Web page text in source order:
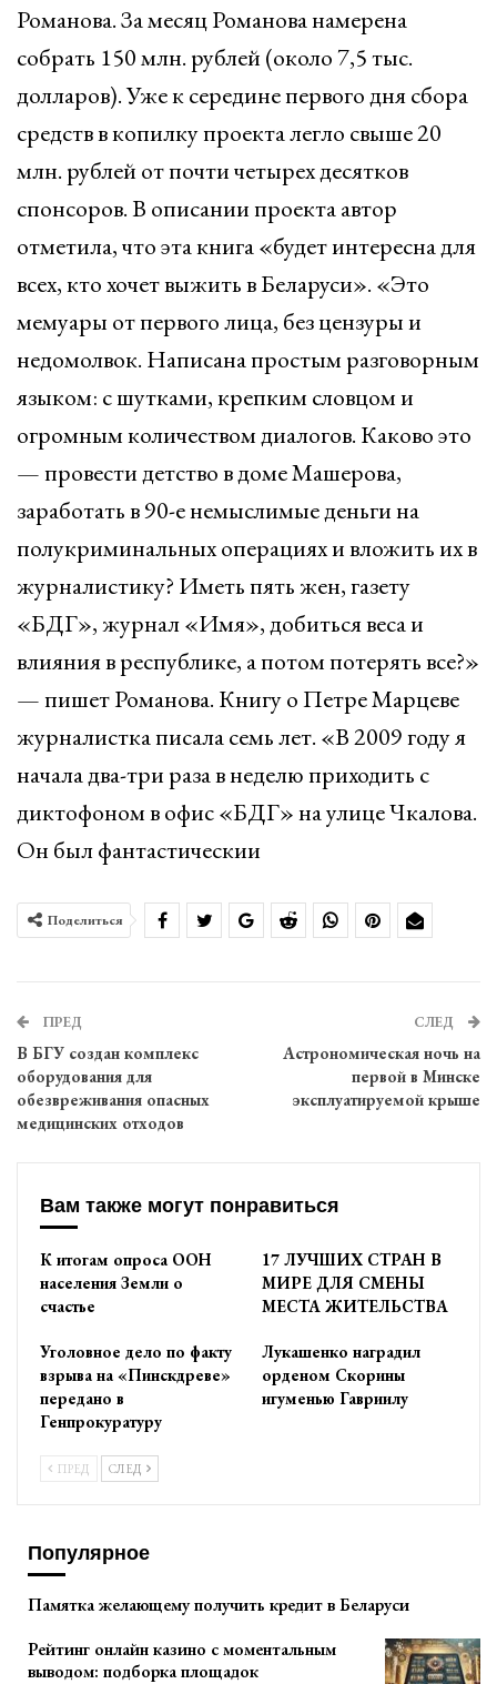
Романова. За месяц Романова намерена
собрать 150 млн. рублей (около 7,5 тыс.
долларов). Уже к середине первого дня сбора
средств в копилку проекта легло свыше 20
млн. рублей от почти четырех десятков
спонсоров. В описании проекта автор
отметила, что эта книга «будет интересна для
всех, кто хочет выжить в Беларуси». «Это
мемуары от первого лица, без цензуры и
недомолвок. Написана простым разговорным
языком: с шутками, крепким словцом и
огромным количеством диалогов. Каково это
— провести детство в доме Машерова,
заработать в 90-е немыслимые деньги на
полукриминальных операциях и вложить их в
журналистику? Иметь пять жен, газету
«БДГ», журнал «Имя», добиться веса и
влияния в республике, а потом потерять все?»
— пишет Романова. Книгу о Петре Марцеве
журналистка писала семь лет. «В 2009 году я
начала два-три раза в неделю приходить с
диктофоном в офис «БДГ» на улице Чкалова.
Он был фантастическии
Поделиться
ПРЕД
В БГУ создан комплекс
оборудования для
обезвреживания опасных
медицинских отходов
СЛЕД
Астрономическая ночь на
первой в Минске
эксплуатируемой крыше
Вам также могут понравиться
К итогам опроса ООН
населения Земли о
счастье
17 ЛУЧШИХ СТРАН В
МИРЕ ДЛЯ СМЕНЫ
МЕСТА ЖИТЕЛЬСТВА
Уголовное дело по факту
взрыва на «Пинскдреве»
передано в
Генпрокуратуру
Лукашенко наградил
орденом Скорины
игуменью Гавриилу
ПРЕД СЛЕД
Популярное
Памятка желающему получить кредит в Беларуси
Рейтинг онлайн казино с моментальным
выводом: подборка площадок